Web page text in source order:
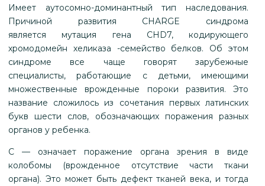
Имеет аутосомно-доминантный тип наследования.
Причиной развития CHARGE синдрома
является мутация гена CHD7, кодирующего
хромодомейн хеликаза -семейство белков. Об этом
синдроме все чаще говорят зарубежные
специалисты, работающие с детьми, имеющими
множественные врожденные пороки развития. Это
название сложилось из сочетания первых латинских
букв шести слов, обозначающих поражения разных
органов у ребенка.
С — означает поражение органа зрения в виде
колобомы (врожденное отсутствие части ткани
органа). Это может быть дефект тканей века, и тогда